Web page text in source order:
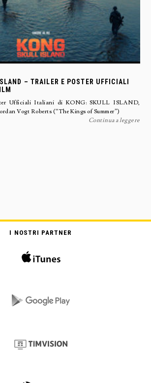
– TRAILER E POSTER UFFICIALI
Ufficiali Italiani di KONG: SKULL ISLAND,
Vogt Roberts (“The Kings of Summer”)
Continua a leggere
I NOSTRI PARTNER